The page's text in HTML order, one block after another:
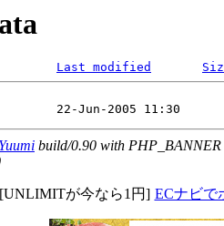
Last modified
Yuumi build/0.90 with PHP_BANNER
が今なら1円] ECナビで